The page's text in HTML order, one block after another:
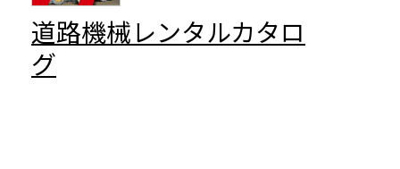
道路機械レンタルカタロ
グ